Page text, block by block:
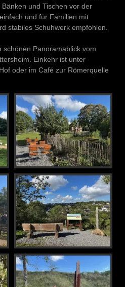
und Tischen vor der
und für Familien mit
stabiles Schuhwerk empfohlen.
schönen Panoramablick vom
Einkehr ist unter
oder im Café zur Römerquelle